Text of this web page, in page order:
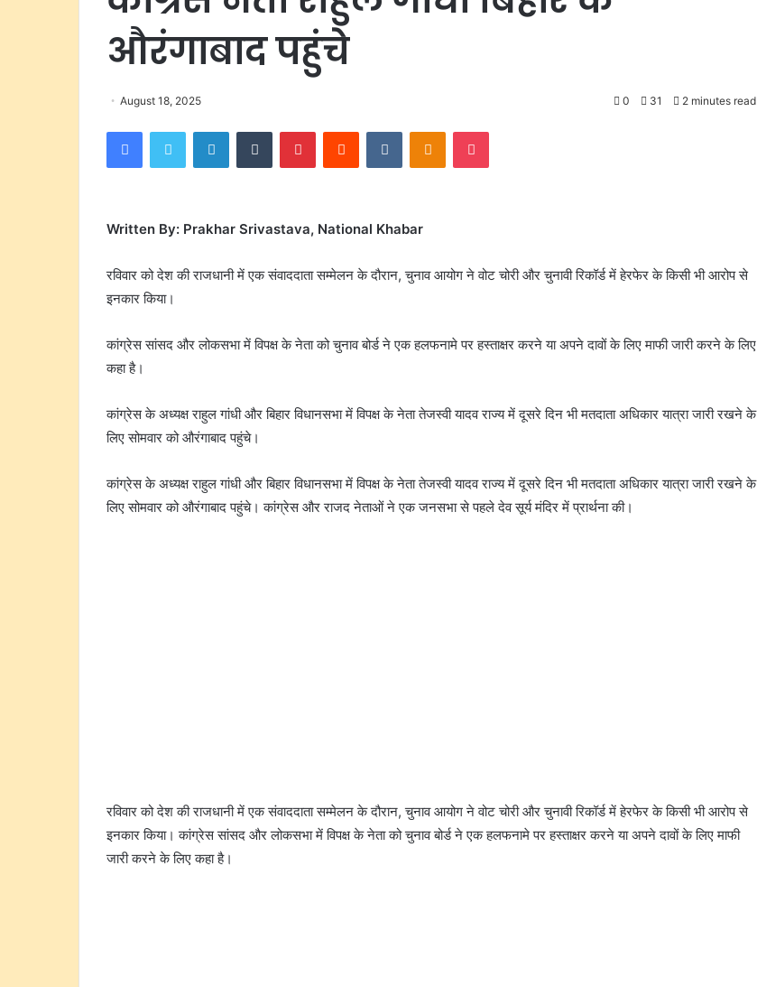
औरंगाबाद पहुंचे
August 18, 2025 0 31 2 minutes read
FacebookTwitter LinkedInTumblr PinterestReddit VKontakteOdnoklassniki
Pocket
Written By: Prakhar Srivastava, National Khabar
रविवार को देश की राजधानी में एक संवाददाता सम्मेलन के दौरान, चुनाव आयोग ने वोट चोरी और चुनावी रिकॉर्ड में हेरफेर के किसी भी आरोप से
इनकार किया।
कांग्रेस सांसद और लोकसभा में विपक्ष के नेता को चुनाव बोर्ड ने एक हलफनामे पर हस्ताक्षर करने या अपने दावों के लिए माफी जारी करने के लिए
कहा है।
कांग्रेस के अध्यक्ष राहुल गांधी और बिहार विधानसभा में विपक्ष के नेता तेजस्वी यादव राज्य में दूसरे दिन भी मतदाता अधिकार यात्रा जारी रखने के
लिए सोमवार को औरंगाबाद पहुंचे।
कांग्रेस के अध्यक्ष राहुल गांधी और बिहार विधानसभा में विपक्ष के नेता तेजस्वी यादव राज्य में दूसरे दिन भी मतदाता अधिकार यात्रा जारी रखने के
लिए सोमवार को औरंगाबाद पहुंचे। कांग्रेस और राजद नेताओं ने एक जनसभा से पहले देव सूर्य मंदिर में प्रार्थना की।
रविवार को देश की राजधानी में एक संवाददाता सम्मेलन के दौरान, चुनाव आयोग ने वोट चोरी और चुनावी रिकॉर्ड में हेरफेर के किसी भी आरोप से
इनकार किया। कांग्रेस सांसद और लोकसभा में विपक्ष के नेता को चुनाव बोर्ड ने एक हलफनामे पर हस्ताक्षर करने या अपने दावों के लिए माफी
जारी करने के लिए कहा है।